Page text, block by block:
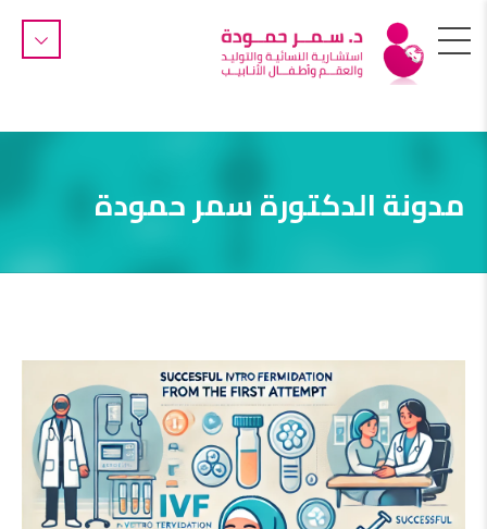
مدونة الدكتورة سمر حمودة